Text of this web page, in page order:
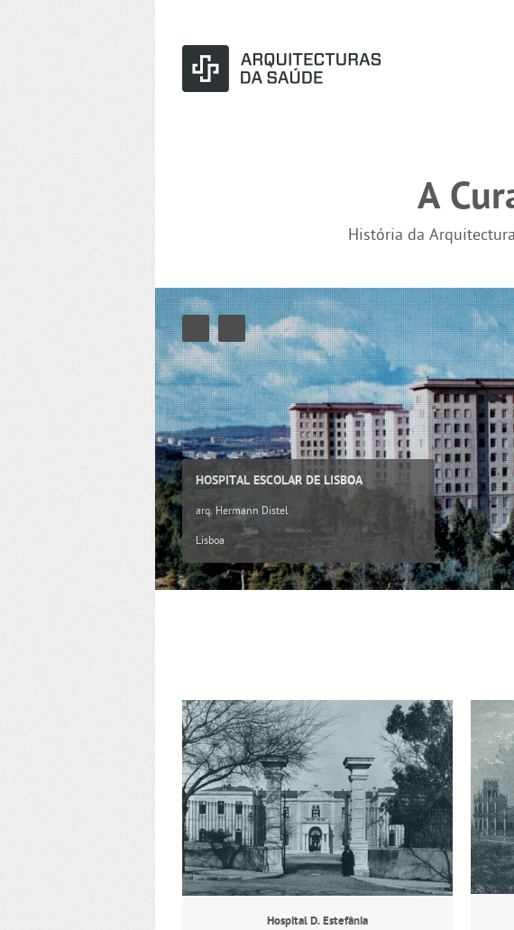
A
História da
HOSPITAL ESCOLAR DE LISBOA
arq. Hermann Distel
Lisboa
Hospital D. Estefânia